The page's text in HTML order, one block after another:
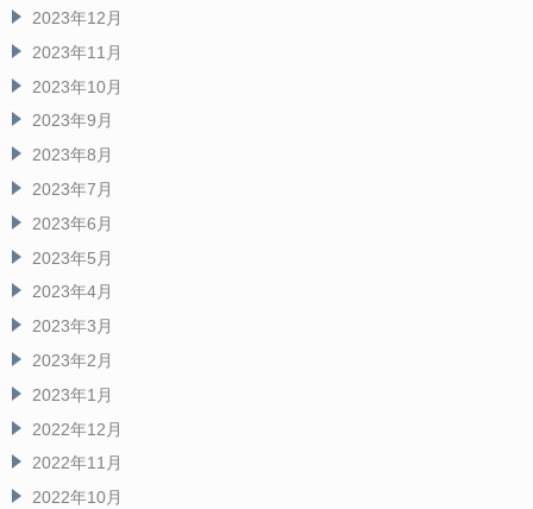
2023年12月
2023年11月
2023年10月
2023年9月
2023年8月
2023年7月
2023年6月
2023年5月
2023年4月
2023年3月
2023年2月
2023年1月
2022年12月
2022年11月
2022年10月